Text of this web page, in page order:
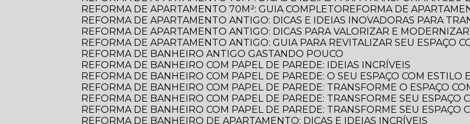
REFORMA DE APARTAMENTO 70M²: GUIA COMPLETO
REFORMA DE
REFORMA DE APARTAMENTO ANTIGO: DICAS E IDEIAS INOVADORAS PARA
REFORMA DE APARTAMENTO ANTIGO: DICAS PARA VALORIZAR E MODERNIZAR
REFORMA DE APARTAMENTO ANTIGO: GUIA PARA REVITALIZAR SEU ESPAÇO
REFORMA DE BANHEIRO ANTIGO GASTANDO POUCO
REFORMA DE BANHEIRO COM PAPEL DE PAREDE: IDEIAS INCRÍVEIS
REFORMA DE BANHEIRO COM PAPEL DE PAREDE: O SEU ESPAÇO COM ESTILO
REFORMA DE BANHEIRO COM PAPEL DE PAREDE: TRANSFORME O ESPAÇO
REFORMA DE BANHEIRO COM PAPEL DE PAREDE: TRANSFORME SEU ESPAÇO
REFORMA DE BANHEIRO COM PAPEL DE PAREDE: TRANSFORME SEU ESPAÇO
REFORMA DE BANHEIRO DE APARTAMENTO: DICAS E IDEIAS INCRÍVEIS